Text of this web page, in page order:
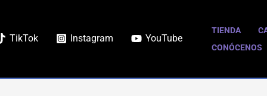
TikTok Instagram YouTube
TIENDA
CONÓCENOS
Portgas
Ace